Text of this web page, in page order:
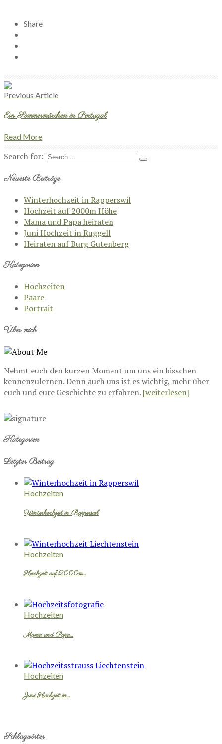
Share
Previous Article
Ein Sommermärchen in Portugal
Read More
Search for:
Neueste Beiträge
Winterhochzeit in Rapperswil
Hochzeit auf 2000m Höhe
Mama und Papa heiraten
Juni Hochzeit in Ruggell
Heiraten auf Burg Gutenberg
Kategorien
Hochzeiten
Paare
Portrait
Über mich
Nehmt euch den kurzen Moment um uns ein bisschen
kennenzulernen. Denn auch uns ist es wichtig, mehr über
euch und eure Geschichte zu erfahren. [weiterlesen]
Kategorien
Letzter Beitrag
Hochzeiten
Winterhochzeit in Rapperswil
Hochzeiten
Hochzeit auf 2000m…
Hochzeiten
Mama und Papa…
Hochzeiten
Juni Hochzeit in…
Schlagwörter